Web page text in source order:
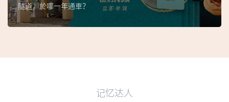
隧道，於哪一年通車？
记忆达人